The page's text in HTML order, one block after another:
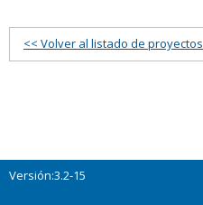
<< Volver al listado de proyectos
Versión:3.2-15